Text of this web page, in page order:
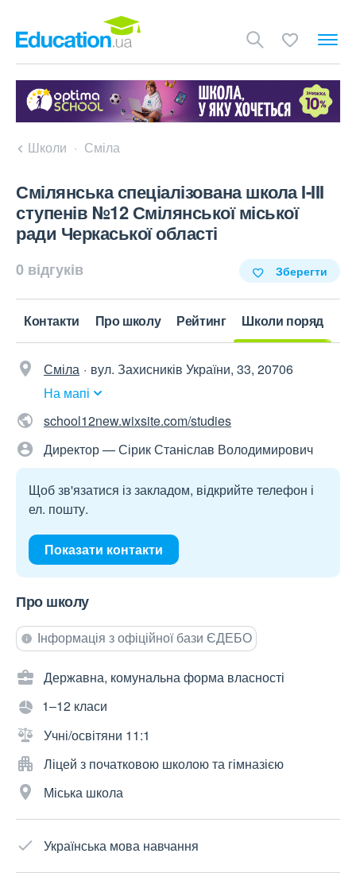
Школи Сміла
Смілянська спеціалізована школа I-III
ступенів №12 Смілянської міської
ради Черкаської області
0 відгуків Зберегти
Контакти Про школу Рейтинг Школи поряд
Сміла
вул. Захисників України, 33, 20706
На мапі
school12new.wixsite.com/studies
Директор — Сірик Станіслав Володимирович
Щоб зв'язатися із закладом, відкрийте телефон і
ел. пошту.
Показати контакти
Про школу
Інформація з офіційної бази ЄДЕБО
Державна, комунальна форма власності
1–12 класи
Учні/освітяни 11:1
Ліцей з початковою школою та гімназією
Міська школа
Українська мова навчання